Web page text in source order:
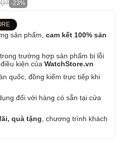
-23%
sản phẩm, cam kết 100% sản
trường hợp sản phẩm bị lỗi
kiện của WatchStore.vn
quốc, đồng kiểm trực tiếp khi
đối với hàng có sẵn tại cửa
quà tặng , chương trình khách